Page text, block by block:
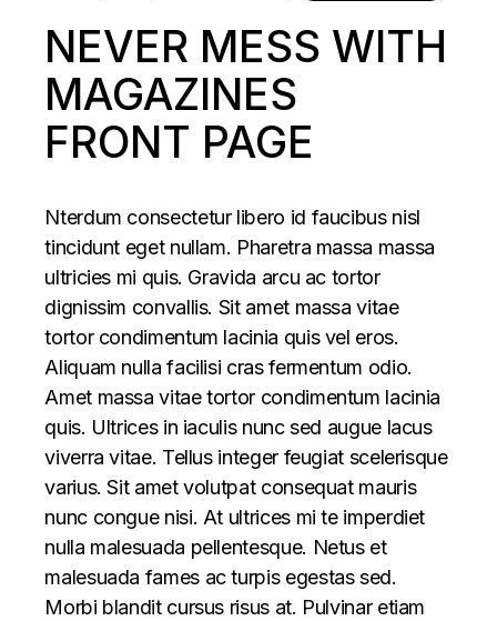
NEVER MESS WITH
MAGAZINES
FRONT PAGE
Nterdum consectetur libero id faucibus nisl
tincidunt eget nullam. Pharetra massa massa
ultricies mi quis. Gravida arcu ac tortor
dignissim convallis. Sit amet massa vitae
tortor condimentum lacinia quis vel eros.
Aliquam nulla facilisi cras fermentum odio.
Amet massa vitae tortor condimentum lacinia
quis. Ultrices in iaculis nunc sed augue lacus
viverra vitae. Tellus integer feugiat scelerisque
varius. Sit amet volutpat consequat mauris
nunc congue nisi. At ultrices mi te imperdiet
nulla malesuada pellentesque. Netus et
malesuada fames ac turpis egestas sed.
Morbi blandit cursus risus at. Pulvinar etiam